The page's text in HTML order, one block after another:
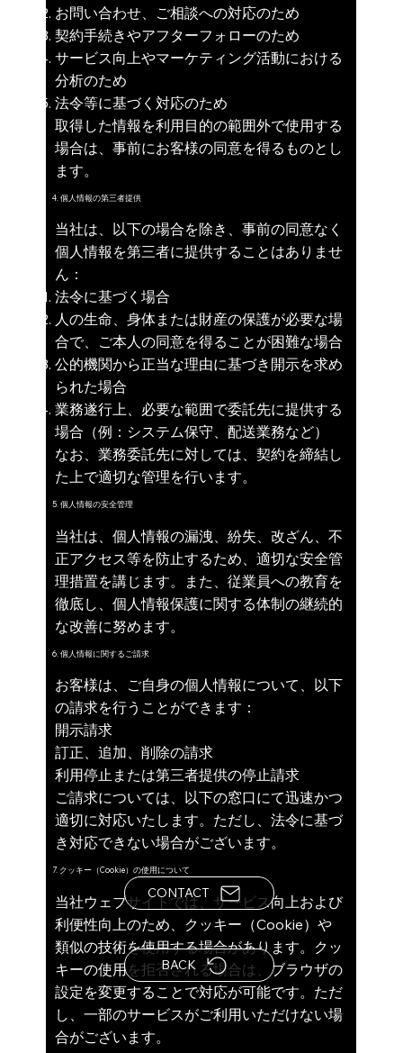
お問い合わせ、ご相談への対応のため
契約手続きやアフターフォローのため
サービス向上やマーケティング活動における
分析のため
法令等に基づく対応のため
取得した情報を利用目的の範囲外で使用する
場合は、事前にお客様の同意を得るものとし
ます。
4. 個人情報の第三者提供
当社は、以下の場合を除き、事前の同意なく
個人情報を第三者に提供することはありませ
ん：
法令に基づく場合
人の生命、身体または財産の保護が必要な場
合で、ご本人の同意を得ることが困難な場合
公的機関から正当な理由に基づき開示を求め
られた場合
業務遂行上、必要な範囲で委託先に提供する
場合（例：システム保守、配送業務など）
なお、業務委託先に対しては、契約を締結し
た上で適切な管理を行います。
5. 個人情報の安全管理
当社は、個人情報の漏洩、紛失、改ざん、不
正アクセス等を防止するため、適切な安全管
理措置を講じます。また、従業員への教育を
徹底し、個人情報保護に関する体制の継続的
な改善に努めます。
6. 個人情報に関するご請求
お客様は、ご自身の個人情報について、以下
の請求を行うことができます：
開示請求
訂正、追加、削除の請求
利用停止または第三者提供の停止請求
ご請求については、以下の窓口にて迅速かつ
適切に対応いたします。ただし、法令に基づ
き対応できない場合がございます。
7. クッキー（Cookie）の使用について
当社ウェブサイトでは、サービス向上および
利便性向上のため、クッキー（Cookie）や
類似の技術を使用する場合があります。クッ
キーの使用を拒否される場合は、ブラウザの
設定を変更することで対応が可能です。ただ
し、一部のサービスがご利用いただけない場
合がございます。
CONTACT
BACK